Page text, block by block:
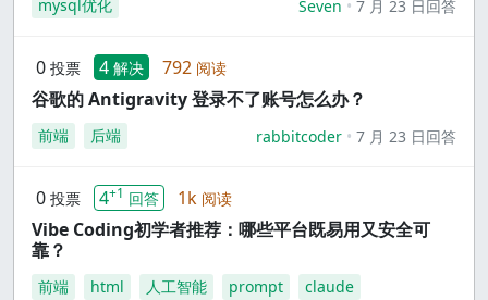
mysql优化 Seven 7 月 23 日回答
0 投票 4 解决 792 阅读
谷歌的 Antigravity 登录不了账号怎么办？
前端 后端 rabbitcoder 7 月 23 日回答
0 投票 4+1 回答 1k 阅读
Vibe Coding初学者推荐：哪些平台既易用又安全可
靠？
前端 html 人工智能 prompt
claude